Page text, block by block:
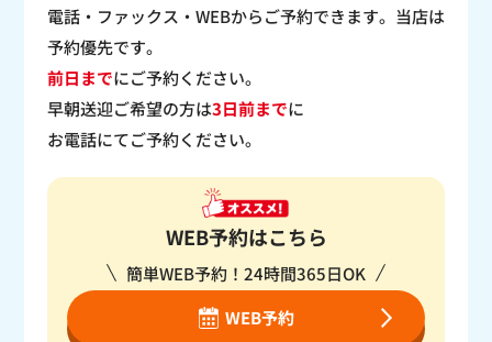
電話・ファックス・WEBからご予約できます。当店は
予約優先です。
前日までにご予約ください。
早朝送迎ご希望の方は3日前までに
お電話にてご予約ください。
WEB予約はこちら
簡単WEB予約！24時間365日OK
WEB予約